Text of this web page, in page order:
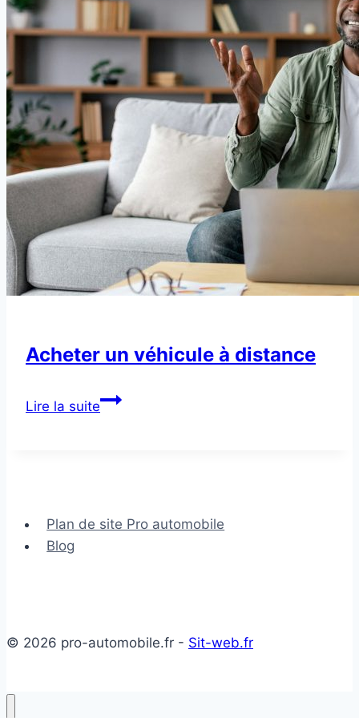
Acheter un véhicule à distance
Lire la suiteAcheter
Plan de site Pro automobile
Blog
© 2026 pro-automobile.fr - Sit-web.fr